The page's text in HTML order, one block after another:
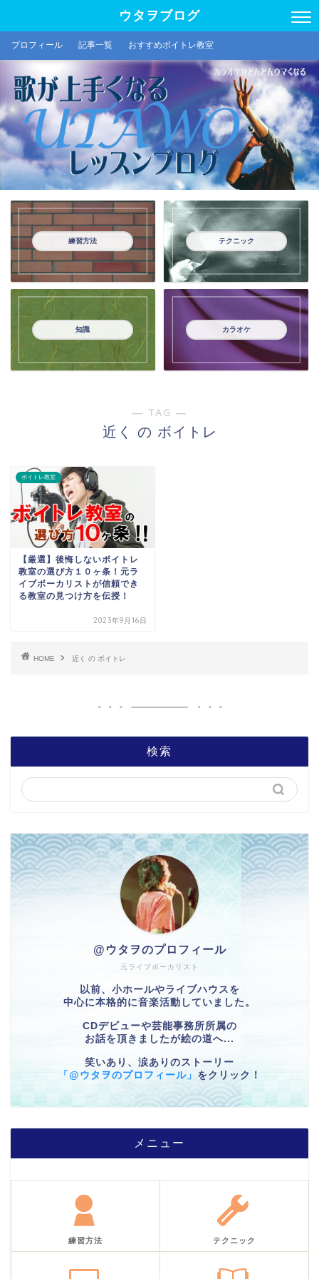
ウタヲブログ
プロフィール 記事一覧 おすすめボイトレ教室
練習方法 テクニック
知識 カラオケ
― TAG ―
近く の ボイトレ
ボイトレ教室
【厳選】後悔しないボイトレ
教室の選び方１０ヶ条！元ラ
イブボーカリストが信頼でき
る教室の見つけ方を伝授！
2023年9月16日
HOME 近く の ボイトレ
検索
元ライブボーカリスト
@ウタヲのプロフィール
以前、小ホールやライブハウスを
中心に本格的に音楽活動していました。
CDデビューや芸能事務所所属の
お話を頂きましたが絵の道へ...
笑いあり、涙ありのストーリー
「@ウタヲのプロフィール」 をクリック！
メニュー
練習方法 テクニック